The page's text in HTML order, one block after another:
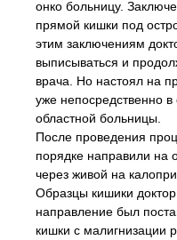
онко больницу.
прямой кишки под
этим заключениям
выписываться и
врача. Но настоял на
уже непосредственно в
областной больницы.
После проведения
порядке направили на
через живой на
Образцы кишики
направление был
кишки с малигнизации